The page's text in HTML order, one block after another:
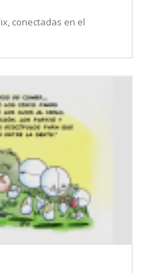
conectadas en el